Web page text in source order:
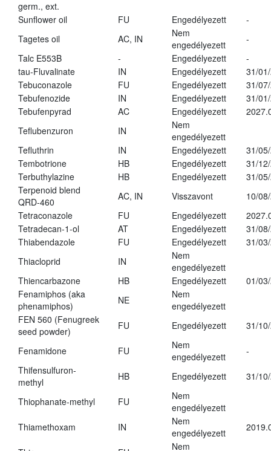
germ., ext.
Sunflower oil FU Engedélyezett
-
Tagetes oil
AC, IN
Nem
engedélyezett
-
Talc E553B
- Engedélyezett
-
tau-Fluvalinate
IN Engedélyezett
31/
Tebuconazole
FU Engedélyezett
31/
Tebufenozide
IN Engedélyezett
31/
Tebufenpyrad
AC Engedélyezett
Teflubenzuron
IN
Nem
engedélyezett
Tefluthrin
IN Engedélyezett
31/
Tembotrione
HB Engedélyezett
31/
Terbuthylazine
HB Engedélyezett
31/
Terpenoid blend
QRD-460
AC, IN Visszavont
10/
Tetraconazole
FU Engedélyezett
Tetradecan-1-ol
AT Engedélyezett
31/
Thiabendazole
FU Engedélyezett
31/
Thiacloprid
IN
Nem
engedélyezett
Thiencarbazone
HB Engedélyezett
01/
Fenamiphos (aka
phenamiphos)
NE
Nem
engedélyezett
FEN 560 (Fenugreek
seed powder)
FU Engedélyezett 31/
Fenamidone FU
Nem
engedélyezett
-
Thifensulfuron-
methyl
HB Engedélyezett 31/
Thiophanate-methyl FU
Nem
engedélyezett
Thiamethoxam
IN
Nem
engedélyezett
Nem